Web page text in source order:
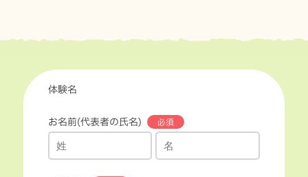
体験名
お名前(代表者の氏名)